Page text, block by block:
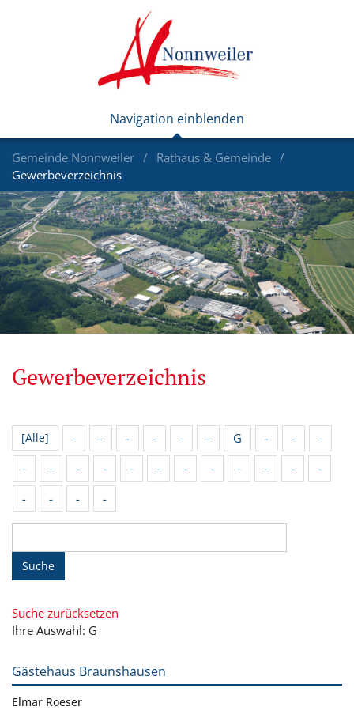
Gemeinde Nonnweiler
Rathaus & Gemeinde
Gewerbeverzeichnis
Gewerbeverzeichnis
[Alle] - - - - - - G - -
-
-
- - - - - - - - - -
-
-
- - -
Suche
Suche zurücksetzen
Ihre Auswahl: G
Gästehaus Braunshausen
Elmar Roeser